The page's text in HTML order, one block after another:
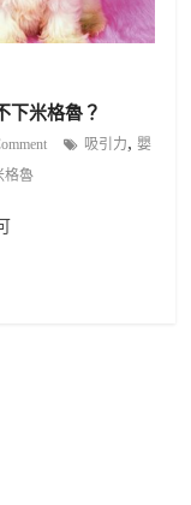
下米格魯？
吸引力,嬰
格魯